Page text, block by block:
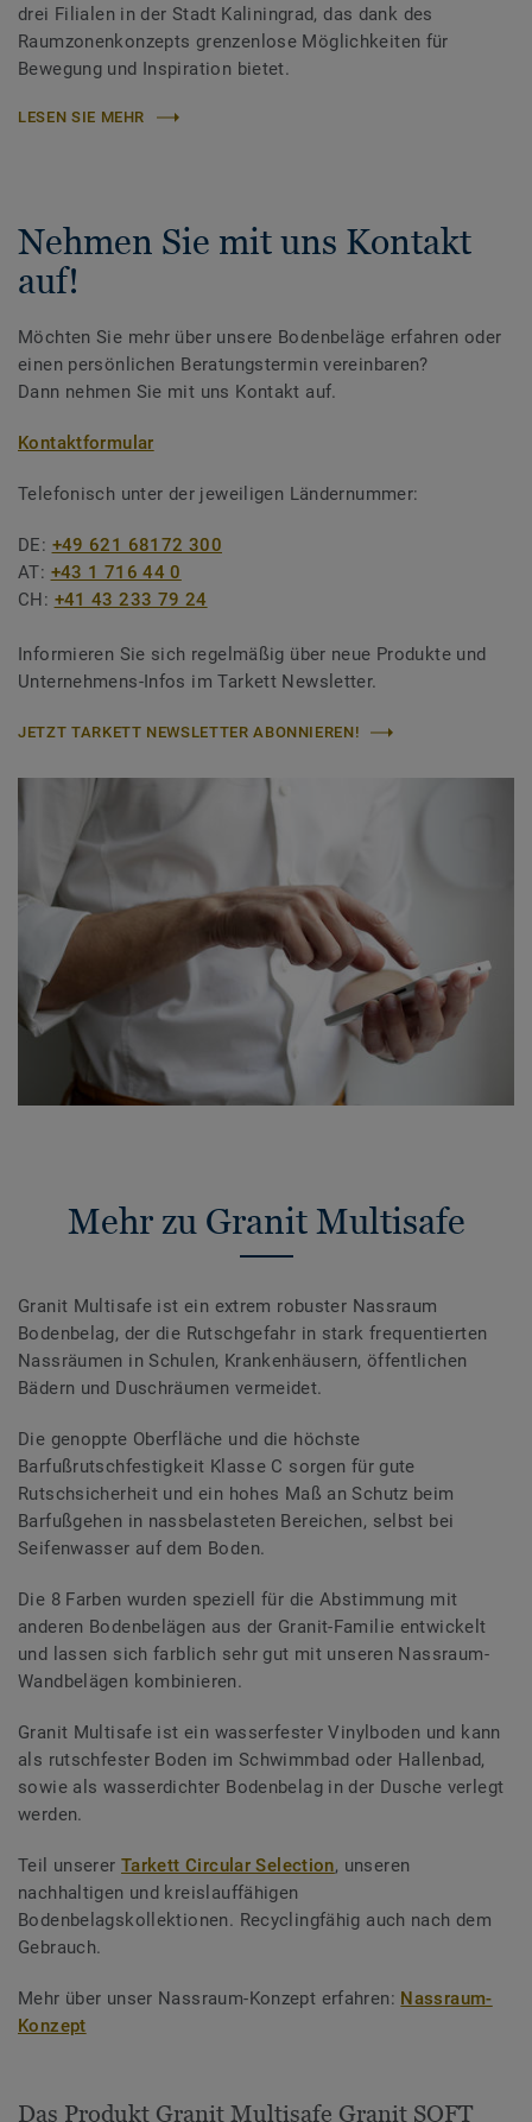
drei Filialen in der Stadt Kaliningrad, das dank des
Raumzonenkonzepts grenzenlose Möglichkeiten für
Bewegung und Inspiration bietet.
LESEN SIE MEHR
Nehmen Sie mit uns Kontakt
auf!
Möchten Sie mehr über unsere Bodenbeläge erfahren oder
einen persönlichen Beratungstermin vereinbaren?
Dann nehmen Sie mit uns Kontakt auf.
Kontaktformular
Telefonisch unter der jeweiligen Ländernummer:
DE: +49 621 68172 300
AT: +43 1 716 44 0
CH: +41 43 233 79 24
Informieren Sie sich regelmäßig über neue Produkte und
Unternehmens-Infos im Tarkett Newsletter.
JETZT TARKETT NEWSLETTER ABONNIEREN!
Mehr zu Granit Multisafe
Granit Multisafe ist ein extrem robuster Nassraum
Bodenbelag, der die Rutschgefahr in stark frequentierten
Nassräumen in Schulen, Krankenhäusern, öffentlichen
Bädern und Duschräumen vermeidet.
Die genoppte Oberfläche und die höchste
Barfußrutschfestigkeit Klasse C sorgen für gute
Rutschsicherheit und ein hohes Maß an Schutz beim
Barfußgehen in nassbelasteten Bereichen, selbst bei
Seifenwasser auf dem Boden.
Die 8 Farben wurden speziell für die Abstimmung mit
anderen Bodenbelägen aus der Granit-Familie entwickelt
und lassen sich farblich sehr gut mit unseren Nassraum-
Wandbelägen kombinieren.
Granit Multisafe ist ein wasserfester Vinylboden und kann
als rutschfester Boden im Schwimmbad oder Hallenbad,
sowie als wasserdichter Bodenbelag in der Dusche verlegt
werden.
Teil unserer Tarkett Circular Selection, unseren
nachhaltigen und kreislauffähigen
Bodenbelagskollektionen. Recyclingfähig auch nach dem
Gebrauch.
Mehr über unser Nassraum-Konzept erfahren: Nassraum-
Konzept
Das Produkt Granit Multisafe Granit SOFT